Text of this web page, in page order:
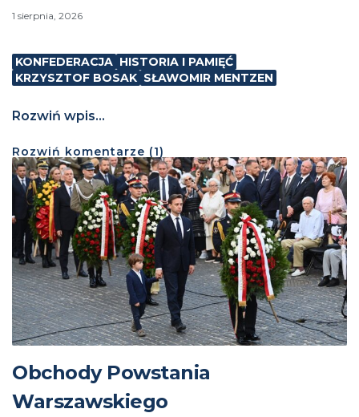
1 sierpnia, 2026
KONFEDERACJA HISTORIA I PAMIĘĆ
KRZYSZTOF BOSAK SŁAWOMIR MENTZEN
Rozwiń wpis...
Rozwiń komentarze (1)
Obchody Powstania
Warszawskiego